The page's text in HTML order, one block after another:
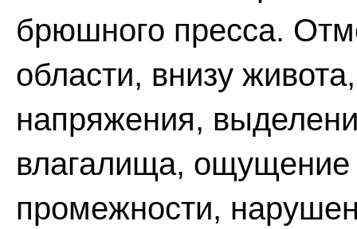
брюшного пресса.
области, внизу
напряжения,
влагалища, ощущение
промежности,